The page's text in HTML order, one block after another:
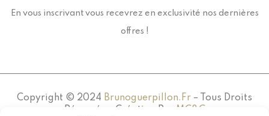
En vous inscrivant vous recevrez en exclusivité nos dernières
offres !
Copyright © 2024 Brunoguerpillon.fr – Tous Droits
Réservés – Création Par
MC&C